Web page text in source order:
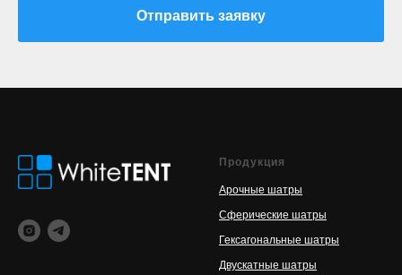
Отправить заявку
Продукция
Арочные шатры
Сферические шатры
Гексагональные шатры
Двускатные шатры